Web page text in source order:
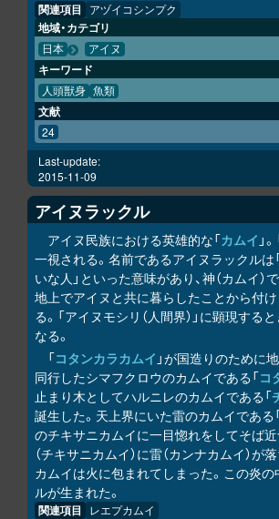
関連項目 アヅイコシンプク
地域・カテゴリ
日本 アイヌ
キーワード
人頭獣身 魚類
文献
24
Last-update:
2015-11-09
アイヌラックル
アイヌ民族における英雄的な「カムイ 」
一視される。名前であるアイヌラックルは
いな人」といった意味があり、神（カムイ
地上でアイヌと共に暮らしたことから付
る。「アイヌモシ リ （人間界）」に顕現する
なる。
「コタンカラ カムイ 」が国造りのために
同行したシマフクロウのカムイである「コ
止まり木としてハルニレのカムイである「
誕生した。天上界にいた雷のカムイである
のチキサニカムイに一目惚れをしてそば近
（チキサニカムイ）に雷（カンナカムイ）が
カムイは火に包まれてしまった。この炎
ルが生まれた。
関連項目 レエプカムイ